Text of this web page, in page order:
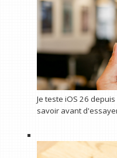
Je teste iOS 26
savoir avant